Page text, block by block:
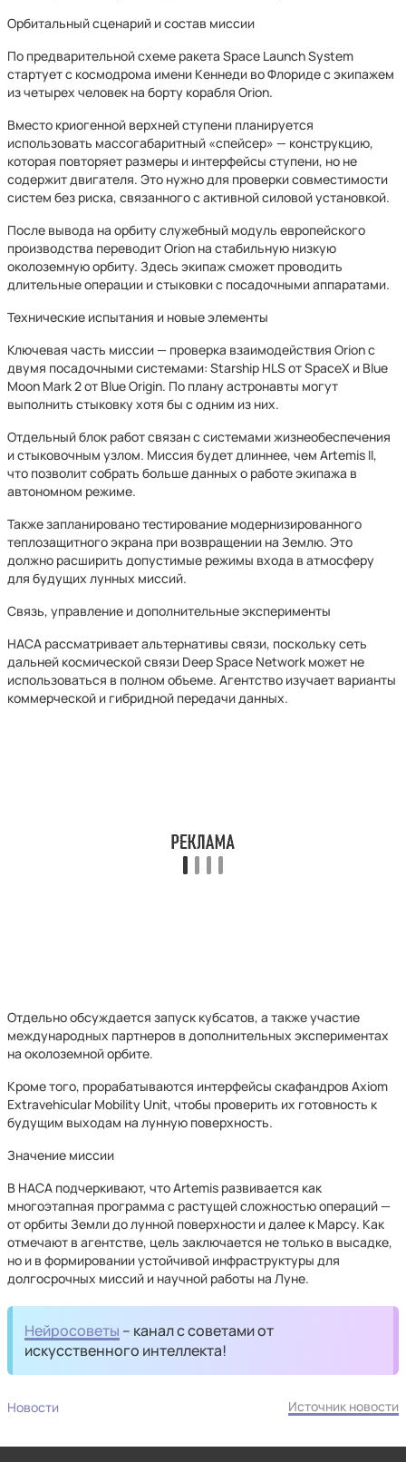
Орбитальный сценарий и состав миссии
По предварительной схеме ракета Space Launch System
стартует с космодрома имени Кеннеди во Флориде с экипажем
из четырех человек на борту корабля Orion.
Вместо криогенной верхней ступени планируется
использовать массогабаритный «спейсер» — конструкцию,
которая повторяет размеры и интерфейсы ступени, но не
содержит двигателя. Это нужно для проверки совместимости
систем без риска, связанного с активной силовой установкой.
После вывода на орбиту служебный модуль европейского
производства переводит Orion на стабильную низкую
околоземную орбиту. Здесь экипаж сможет проводить
длительные операции и стыковки с посадочными аппаратами.
Технические испытания и новые элементы
Ключевая часть миссии — проверка взаимодействия Orion с
двумя посадочными системами: Starship HLS от SpaceX и Blue
Moon Mark 2 от Blue Origin. По плану астронавты могут
выполнить стыковку хотя бы с одним из них.
Отдельный блок работ связан с системами жизнеобеспечения
и стыковочным узлом. Миссия будет длиннее, чем Artemis II,
что позволит собрать больше данных о работе экипажа в
автономном режиме.
Также запланировано тестирование модернизированного
теплозащитного экрана при возвращении на Землю. Это
должно расширить допустимые режимы входа в атмосферу
для будущих лунных миссий.
Связь, управление и дополнительные эксперименты
НАСА рассматривает альтернативы связи, поскольку сеть
дальней космической связи Deep Space Network может не
использоваться в полном объеме. Агентство изучает варианты
коммерческой и гибридной передачи данных.
Отдельно обсуждается запуск кубсатов, а также участие
международных партнеров в дополнительных экспериментах
на околоземной орбите.
Кроме того, прорабатываются интерфейсы скафандров Axiom
Extravehicular Mobility Unit, чтобы проверить их готовность к
будущим выходам на лунную поверхность.
Значение миссии
В НАСА подчеркивают, что Artemis развивается как
многоэтапная программа с растущей сложностью операций —
от орбиты Земли до лунной поверхности и далее к Марсу. Как
отмечают в агентстве, цель заключается не только в высадке,
но и в формировании устойчивой инфраструктуры для
долгосрочных миссий и научной работы на Луне.
Нейросоветы – канал с советами от
искусственного интеллекта!
Новости Источник новости